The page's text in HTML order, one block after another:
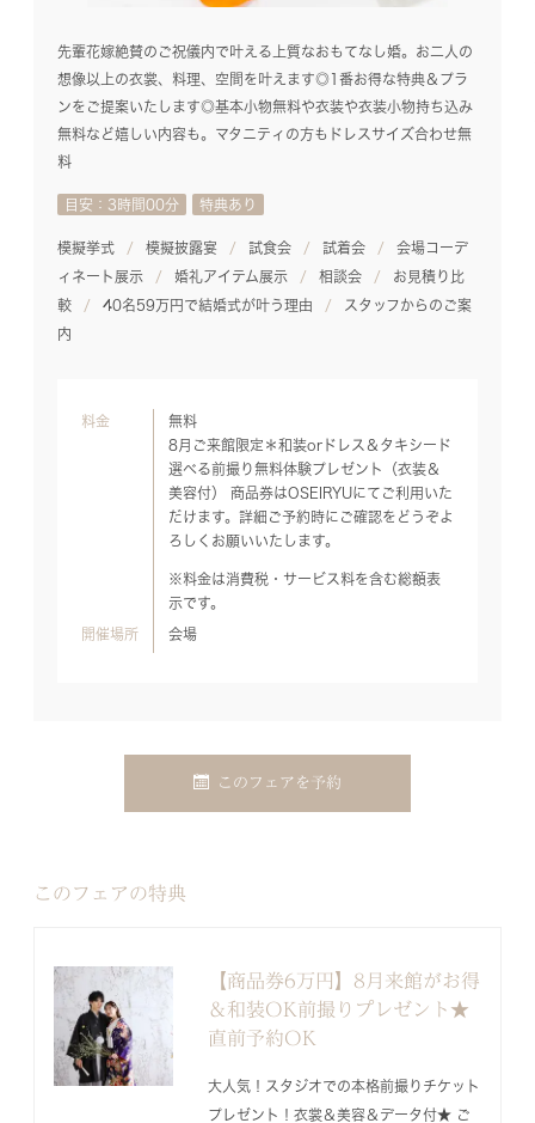
先輩花嫁絶賛のご祝儀内で叶える上質なおもてなし婚。お二人の
想像以上の衣裳、料理、空間を叶えます◎1番お得な特典＆プラ
ンをご提案いたします◎基本小物無料や衣装や衣装小物持ち込み
無料など嬉しい内容も。マタニティの方もドレスサイズ合わせ無
料
目安：3時間00分 特典あり
模擬挙式 模擬披露宴 試食会 試着会
会場コーデ
ィネート展示
婚礼アイテム展示 相談会
お見積り比
較
40名59万円で結婚式が叶う理由
スタッフからのご案
内
料金
無料
8月ご来館限定＊和装orドレス＆タキシード
選べる前撮り無料体験プレゼント（衣装＆
美容付） 商品券はOSEIRYUにてご利用いた
だけます。詳細ご予約時にご確認をどうぞよ
ろしくお願いいたします。
※料金は消費税・サービス料を含む総額表
示です。
開催場所 会場
このフェアを予約
このフェアの特典
【商品券6万円】8月来館がお得
＆和装OK前撮りプレゼント★
直前予約OK
大人気！スタジオでの本格前撮りチケット
プレゼント！衣裳＆美容＆データ付★ ご